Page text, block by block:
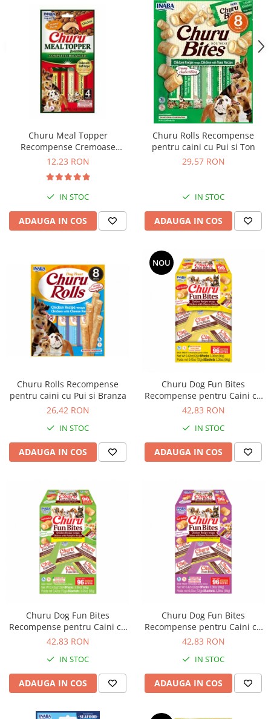
Churu Meal Topper
Recompense Cremoase
pentru Caini Reteta cu Pui si
12,23 RON
IN STOC
ADAUGA IN COS
Churu Rolls Recompense
pentru caini cu Pui si Ton
29,57 RON
IN STOC
ADAUGA IN COS
Churu Rolls Recompense
pentru caini cu Pui si Branza
26,42 RON
IN STOC
ADAUGA IN COS
NOU
Churu Dog Fun Bites
Recompense pentru Caini cu
Pui si Branza
42,83 RON
IN STOC
ADAUGA IN COS
Churu Dog Fun Bites
Recompense pentru Caini cu
Pui si Dovleac
42,83 RON
IN STOC
ADAUGA IN COS
Churu Dog Fun Bites
Recompense pentru Caini cu
Pui si Cartof Dulce
42,83 RON
IN STOC
ADAUGA IN COS